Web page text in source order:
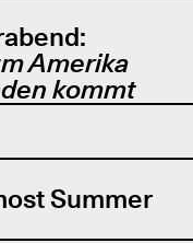
Amerika
kommt
Summer